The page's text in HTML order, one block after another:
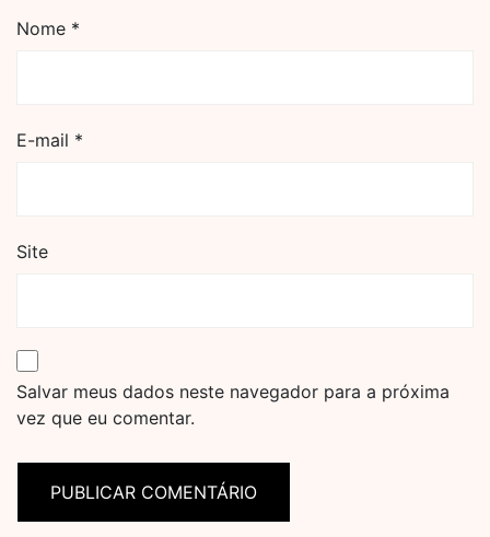
Nome *
E-mail *
Site
Salvar meus dados neste navegador para a próxima
vez que eu comentar.